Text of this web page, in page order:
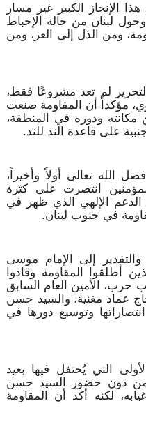
الإنجاز الكبير غير مسار
وحول لبنان من حالة الإحباط
ومن الذل إلى العز، ومن
لم تعد مشروعًا فقط،
مؤكداً أن المقاومة صنعت
مكانته ودوره في المنطقة،
على قاعدة الند للند.
الله تعالى أولاً وأخيراً،
انتصرت على كثرة
الدعم الإلهي الذي ظهر في
في جنوب لبنان.
إلى الإمام موسى
أطلقوا المقاومة وقادوا
حرب، الأمين العام السابق
عماد مغنية، والسيد حسن
وتوسيع دورها في
التي يُحتفل فيها بعيد
بعد 25 سنة من دون حضور السيد حسن
لكنه أكد أن المقاومة